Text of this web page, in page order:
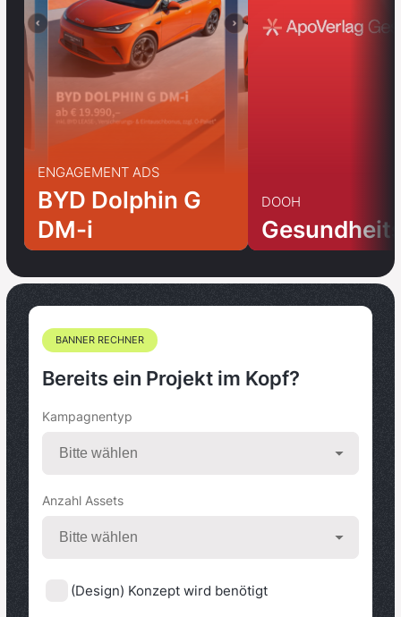
ENGAGEMENT ADS
BYD Dolphin G
DM-i
DOOH
BANNER RECHNER
Bereits ein Projekt im Kopf?
Kampagnentyp
Anzahl Assets
(Design) Konzept wird benötigt